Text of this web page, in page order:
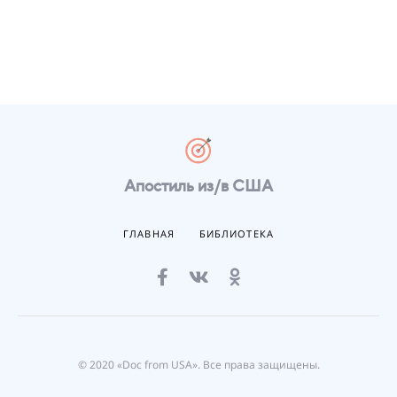
Апостиль из/в США
ГЛАВНАЯ БИБЛИОТЕКА
© 2020 «Doc from USA». Все права защищены.